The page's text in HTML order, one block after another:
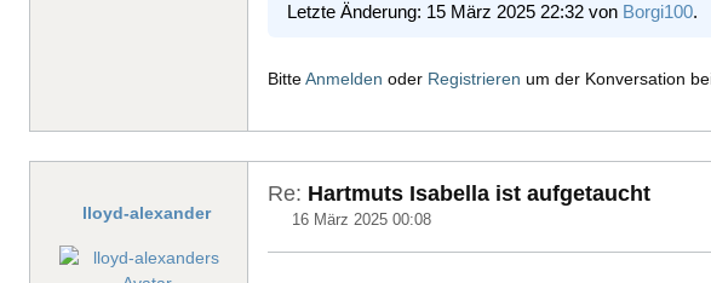
Letzte Änderung: 15 März 2025 22:32 von Borgi100.
BitteAnmelden oder Registrieren um der Konversation
lloyd-alexander
Re: Hartmuts Isabella ist aufgetaucht
16 März 2025 00:08